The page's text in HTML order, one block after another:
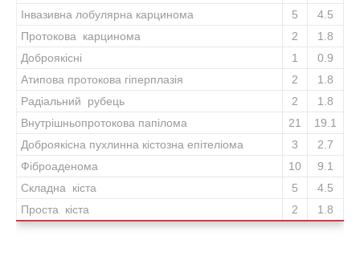
Інвазивна лобулярна карцинома
5
4.5
Протокова карцинома
2
1.8
Доброякісні
1
0.9
Атипова протокова гіперплазія
2
1.8
Радіальний рубець
2
1.8
Внутрішньопротокова папілома
21
19.1
Доброякісна пухлинна кістозна епітеліома
3
2.7
Фіброаденома
10
9.1
Складна кіста
5
4.5
Проста кіста
2 1.8